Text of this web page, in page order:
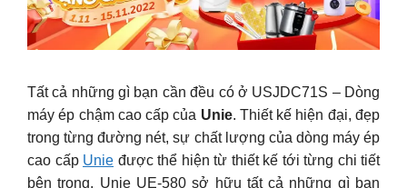
Tất cả những gì bạn cần đều có ở USJDC71S – Dòng
máy ép chậm cao cấp của Unie. Thiết kế hiện đại, đẹp
trong từng đường nét, sự chất lượng của dòng máy ép
cao cấp Unie được thể hiện từ thiết kế tới từng chi tiết
bên trong. Unie UE-580 sở hữu tất cả những gì bạn